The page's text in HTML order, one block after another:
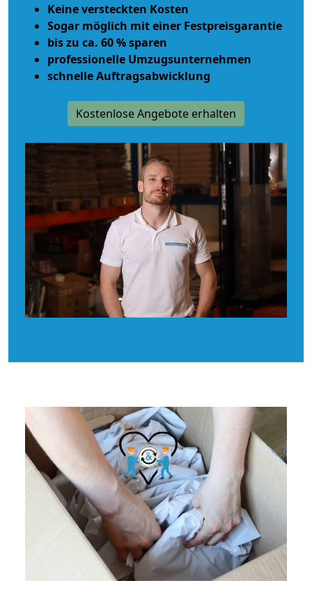
Keine versteckten Kosten
Sogar möglich mit einer Festpreisgarantie
bis zu ca. 60 % sparen
professionelle Umzugsunternehmen
schnelle Auftragsabwicklung
Kostenlose Angebote erhalten